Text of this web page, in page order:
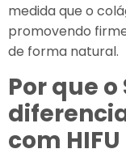
medida que o
promovendo
de forma natural.
Por que o
com HIFU